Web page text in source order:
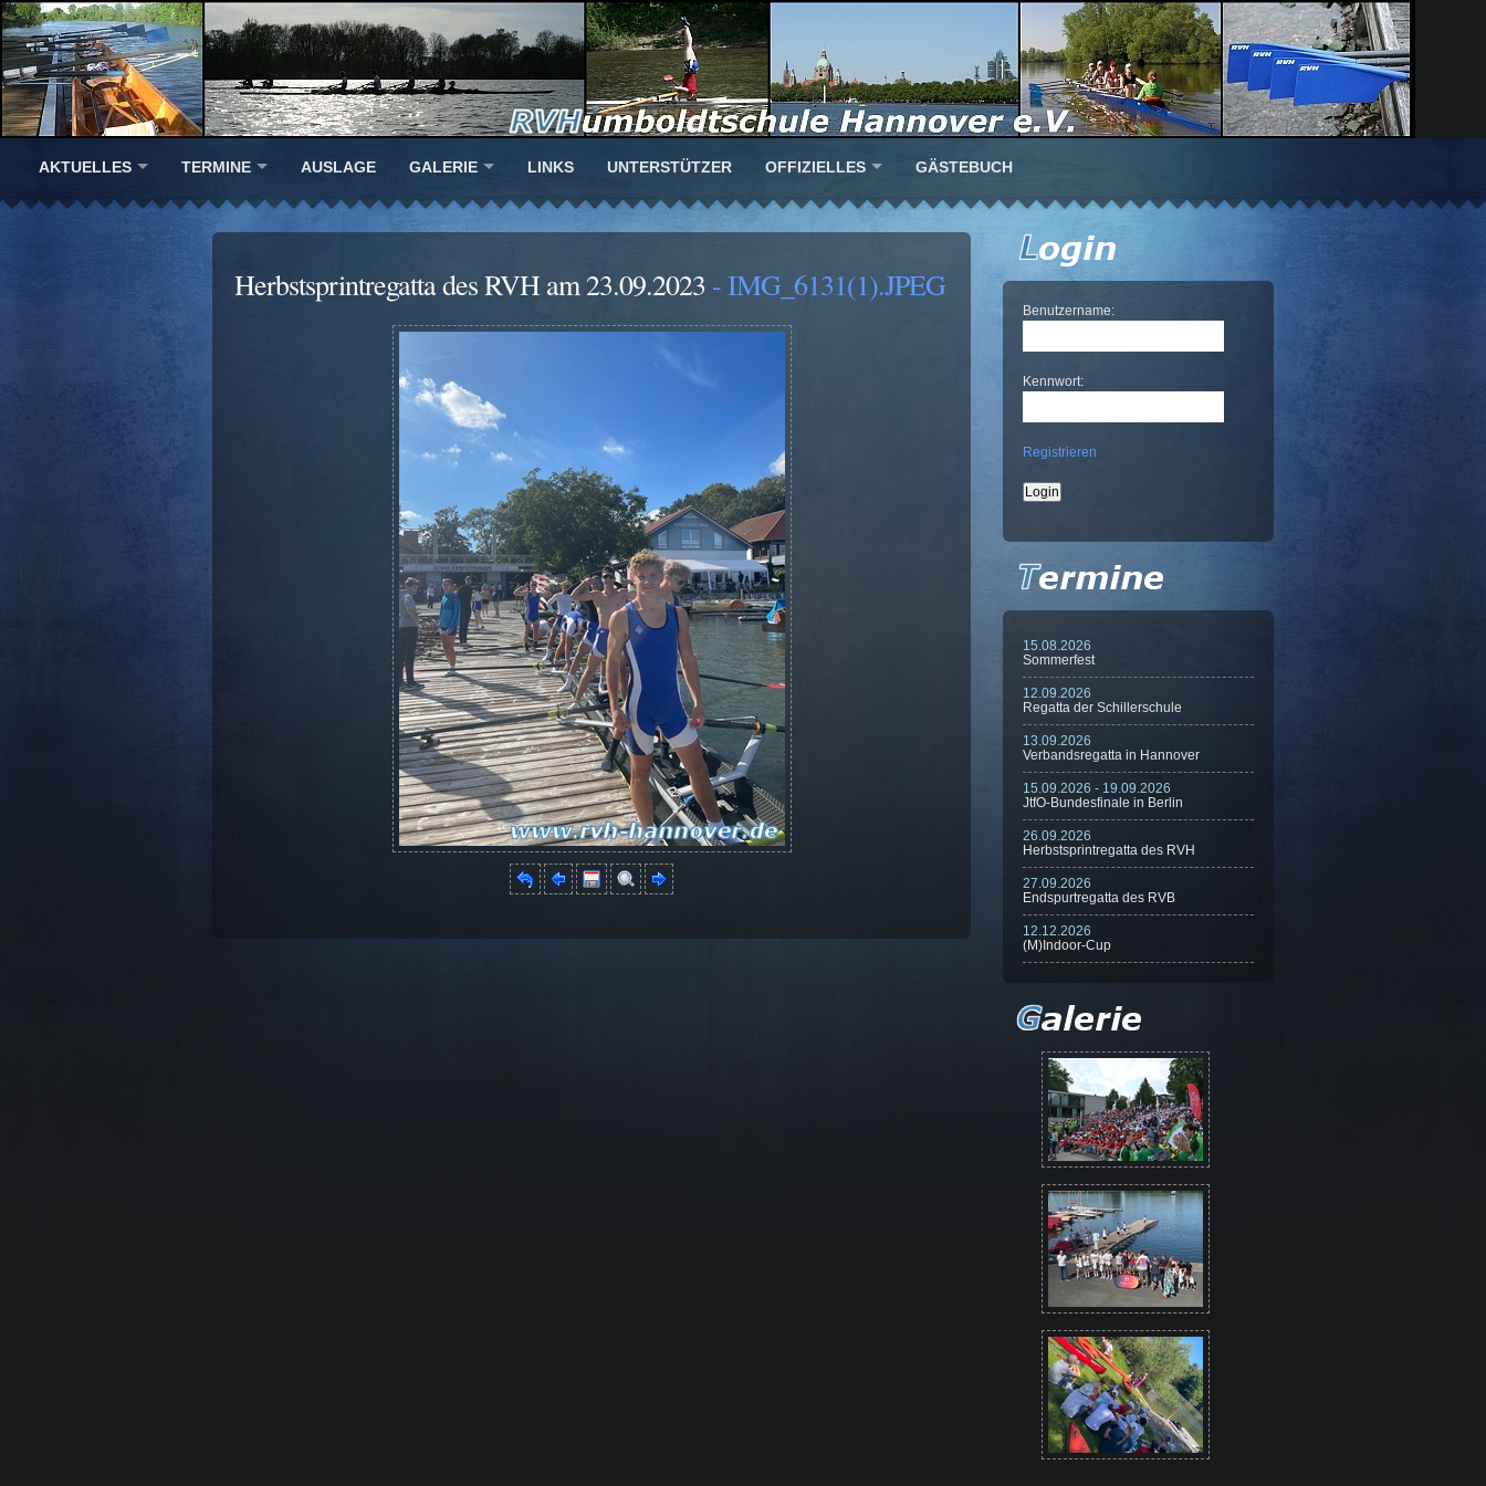
AKTUELLES TERMINE AUSLAGE GALERIE LINKS UNTERSTÜTZER OFFIZIELLES GÄSTEBUCH
Herbstsprintregatta des RVH am 23.09.2023 - IMG_6131(1).JPEG
Benutzername:
Kennwort:
Registrieren
15.08.2026
Sommerfest
12.09.2026
Regatta der Schillerschule
13.09.2026
Verbandsregatta in Hannover
15.09.2026 - 19.09.2026
JtfO-Bundesfinale in Berlin
26.09.2026
Herbstsprintregatta des RVH
27.09.2026
Endspurtregatta des RVB
12.12.2026
(M)Indoor-Cup